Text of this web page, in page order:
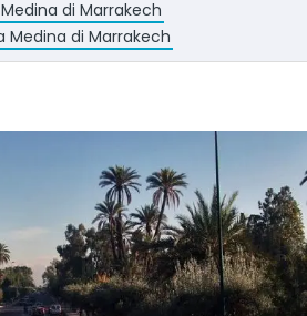
di Marrakech
Medina di Marrakech